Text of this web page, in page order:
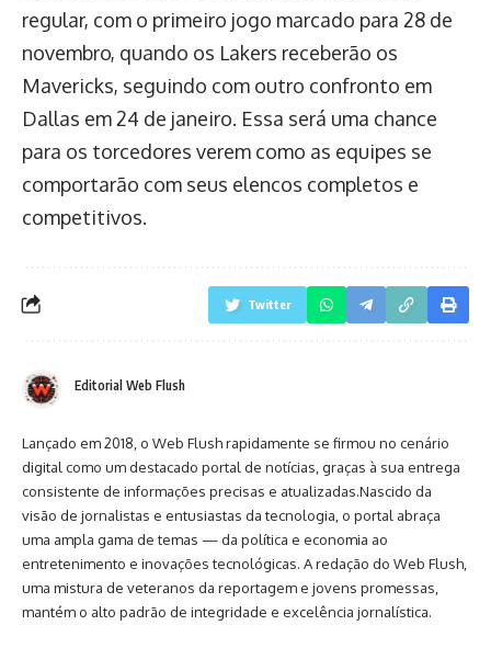
regular, com o primeiro jogo marcado para 28 de
novembro, quando os Lakers receberão os
Mavericks, seguindo com outro confronto em
Dallas em 24 de janeiro. Essa será uma chance
para os torcedores verem como as equipes se
comportarão com seus elencos completos e
competitivos.
Twitter
Editorial Web Flush
Lançado em 2018, o Web Flush rapidamente se firmou no cenário
digital como um destacado portal de notícias, graças à sua entrega
consistente de informações precisas e atualizadas.Nascido da
visão de jornalistas e entusiastas da tecnologia, o portal abraça
uma ampla gama de temas — da política e economia ao
entretenimento e inovações tecnológicas. A redação do Web Flush,
uma mistura de veteranos da reportagem e jovens promessas,
mantém o alto padrão de integridade e excelência jornalística.